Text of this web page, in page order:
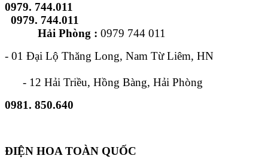
0979. 744.011
0979. 744.011
Hải Phòng : 0979 744 011
- 01 Đại Lộ Thăng Long, Nam Từ Liêm, HN
- 12 Hải Triều, Hồng Bàng, Hải Phòng
0981. 850.640
ĐIỆN HOA TOÀN QUỐC